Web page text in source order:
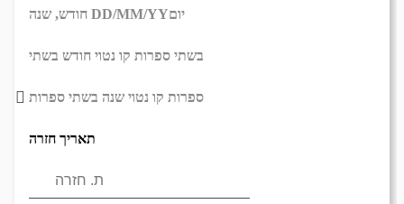
DD/MM/YYיום
בשתי ספרות קו נטוי חודש בשתי
ספרות קו נטוי שנה בשתי ספרות
תאריך חזרה